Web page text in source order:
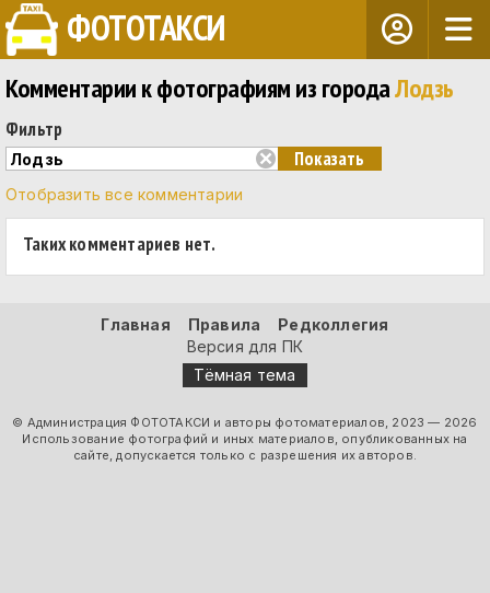
ФОТОТАКСИ
Комментарии к фотографиям из городаЛодзь
Фильтр
Отобразить все комментарии
Таких комментариев нет.
Главная Правила
Редколлегия
Версия для ПК
Тёмная тема
© Администрация ФОТОТАКСИ и авторы фотоматериалов, 2023 — 2026
Использование фотографий и иных материалов, опубликованных на
сайте, допускается только с разрешения их авторов.